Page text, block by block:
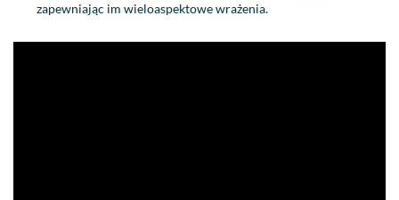
zapewniając im wieloaspektowe wrażenia.